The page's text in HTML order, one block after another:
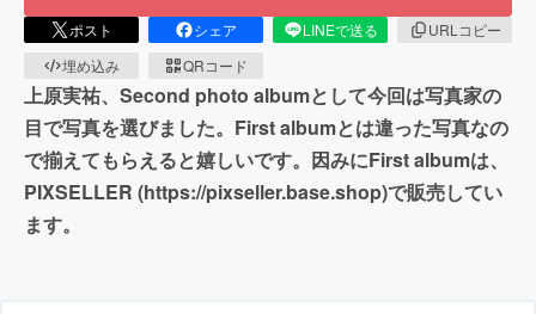
ポスト シェア LINEで送る
URLコピー
埋め込み
QRコード
上原実祐、Second photo albumとして今回は写真家の
目で写真を選びました。First albumとは違った写真なの
で揃えてもらえると嬉しいです。因みにFirst albumは、
PIXSELLER (https://pixseller.base.shop)で販売してい
ます。